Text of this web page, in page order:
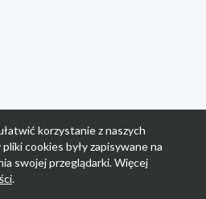
korzystanie z naszych
cookies były zapisywane na
swojej przeglądarki. Więcej
.